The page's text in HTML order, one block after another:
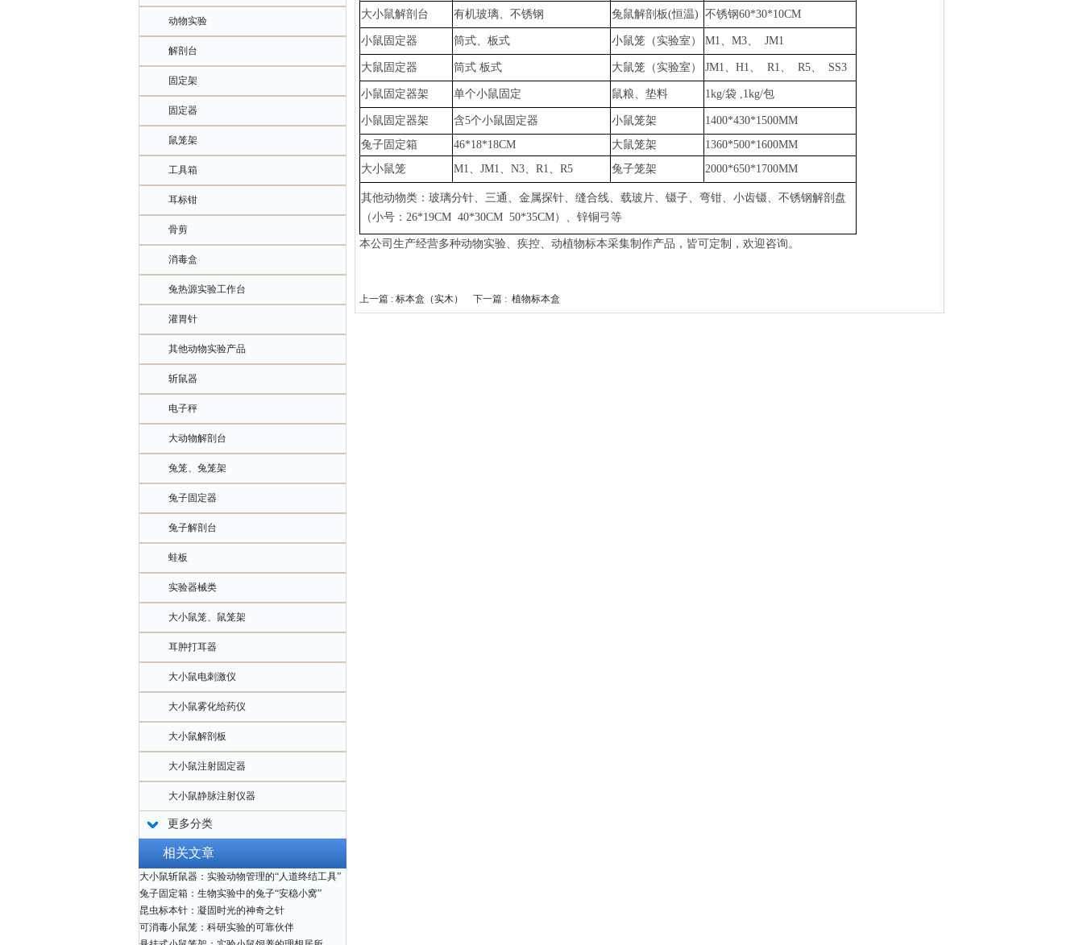
动物实验
解剖台
固定架
固定器
鼠笼架
工具箱
耳标钳
骨剪
消毒盒
兔热源实验工作台
灌胃针
其他动物实验产品
斩鼠器
电子秤
大动物解剖台
兔笼、兔笼架
兔子固定器
兔子解剖台
蛙板
实验器械类
大小鼠笼、鼠笼架
耳肿打耳器
大小鼠电刺激仪
大小鼠雾化给药仪
大小鼠解剖板
大小鼠注射固定器
大小鼠静脉注射仪器
更多分类
相关文章
大小鼠斩鼠器：实验动物管理的“人道终结工具”
兔子固定箱：生物实验中的兔子“安稳小窝”
昆虫标本针：凝固时光的神奇之针
可消毒小鼠笼：科研实验的可靠伙伴
大小鼠解剖台
有机玻璃、不锈钢 兔鼠解剖板(恒温) 不锈钢60*30*10CM
小鼠固定器 筒式、板式 小鼠笼（实验室） M1、M3、 JM1
大鼠固定器 筒式 板式 大鼠笼（实验室） JM1、H1、 R1、 R5、 SS3
小鼠固定器架 单个小鼠固定 鼠粮、垫料 1kg/袋 ,1kg/包
小鼠固定器架 含5个小鼠固定器 小鼠笼架
1400*430*1500MM
兔子固定箱
46*18*18CM 大鼠笼架
1360*500*1600MM
大小鼠笼
M1、JM1、N3、R1、R5 兔子笼架 2000*650*1700MM
其他动物类：玻璃分针、三通、金属探针、缝合线、载玻片、镊子、弯钳、小齿镊、不锈钢解剖盘
（小号： 26*19CM 40*30CM 50*35CM）、锌铜弓等
本公司生产经营多种动物实验、疾控、动植物标本采集制作产品，皆可定制，欢迎咨询。
上一篇 : 标本盒（实木） 下一篇 : 植物标本盒